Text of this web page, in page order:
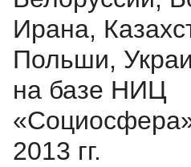
Ирана,
Польши,
на базе НИЦ
2013 гг.